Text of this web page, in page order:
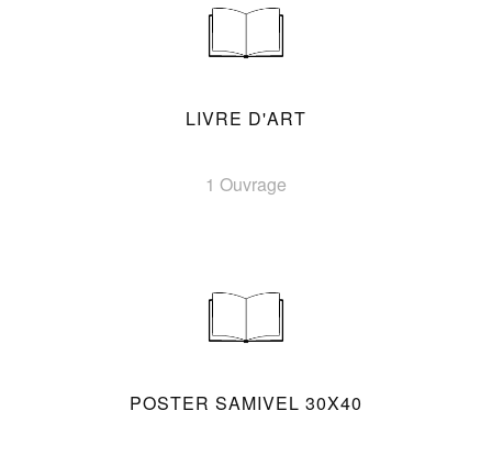
LIVRE D'ART
1 Ouvrage
POSTER SAMIVEL 30X40